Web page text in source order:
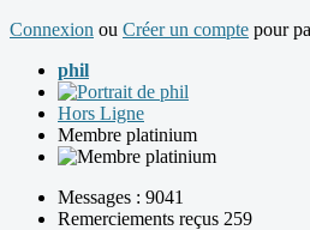
Connexion ou Créer un compte pour
phil
Hors Ligne
Membre platinium
Messages : 9041
Remerciements reçus 259